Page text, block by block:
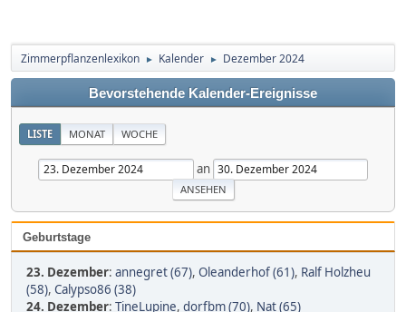
Zimmerpflanzenlexikon ► Kalender ► Dezember 2024
Bevorstehende Kalender-Ereignisse
LISTE MONAT WOCHE
an
Geburtstage
23. Dezember: annegret (67), Oleanderhof (61), Ralf Holzheu
(58), Calypso86 (38)
24. Dezember: TineLupine, dorfbm (70), Nat (65)